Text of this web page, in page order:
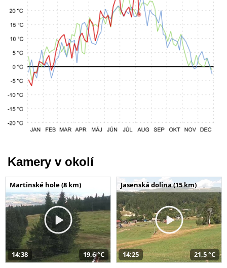
Kamery v okolí
Martinské hole (8 km)
14:38 19,6 °C
Jasenská dolina (15 km)
14:25 21,5 °C